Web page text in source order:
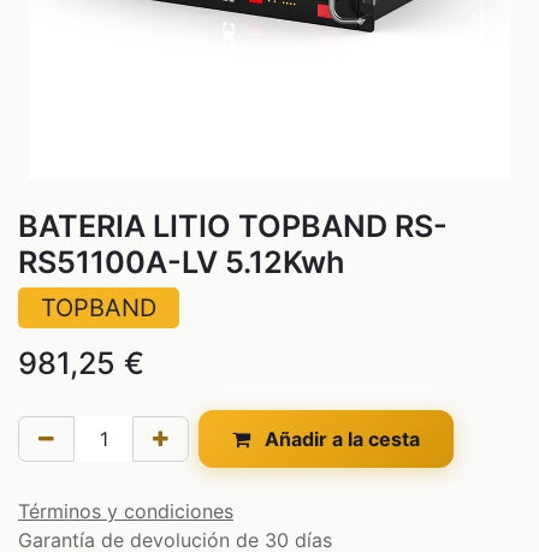
BATERIA LITIO TOPBAND RS-
RS51100A-LV 5.12Kwh
TOPBAND
981,25 €
Añadir a la cesta
Términos y condiciones
Garantía de devolución de 30 días